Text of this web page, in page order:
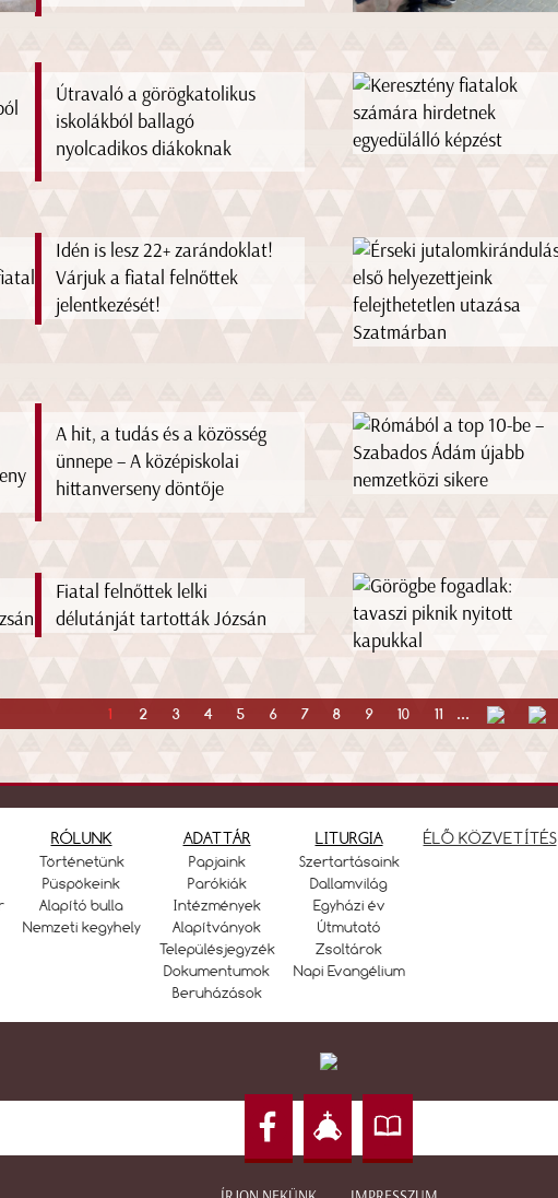
Útravaló a görögkatolikus
iskolákból ballagó
nyolcadikos diákoknak
Idén is lesz 22+ zarándoklat!
Várjuk a fiatal felnőttek
jelentkezését!
A hit, a tudás és a közösség
ünnepe – A középiskolai
hittanverseny döntője
Fiatal felnőttek lelki
délutánját tartották Józsán
1 2 3 4 5 6 7 8 9 10 11 ...
RÓLUNK
Történetünk
Püspökeink
Alapító bulla
Nemzeti kegyhely
ADATTÁR
Papjaink
Parókiák
Intézmények
Alapítványok
Településjegyzék
Dokumentumok
Beruházások
LITURGIA
Szertartásaink
Dallamvilág
Egyházi év
Útmutató
Zsoltárok
Napi Evangélium
ÉLŐ KÖZVETÍTÉS